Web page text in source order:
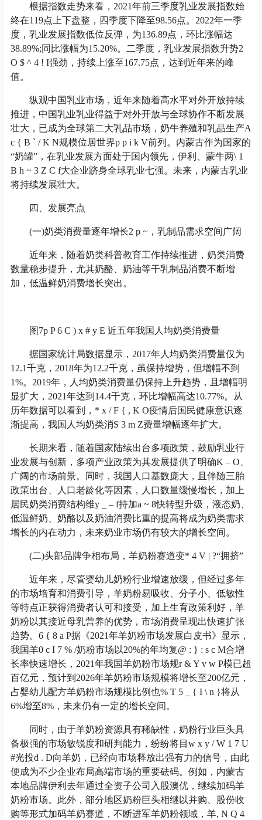
根据指数走势来看，2021年前三季度乳业发展指数始
终在119点上下盘整，四季度下降至98.56点。2022年一季
度，乳业发展指数低位反弹，为136.89点，环比涨幅达
38.89%;同比涨幅为15.20%。二季度，乳业发展指数升势2
O $ ^ 4 ! I强劲，持续上涨至167.75点，达到近年来的峰
值。
纵观中国乳业市场，近年来随着高水平对外开放持续
推进，中国乳业乳业得益于对外开放与全球协作不断发展
壮大，已成为全球第二大乳品市场，奶牛养殖和乳品生产A
c { B ` / K N规模位居世界p p i k V前列。内蒙古作为国家的
“奶罐”，在乳业发展方面处于国内领先，伊利、蒙牛两\ 1
B h ~ 3 Z C f大企业跻身全球乳业七强。未来，内蒙古乳业
将持续发展壮大。
四、发展亮点
(一)奶类消费量逐年增长2 p ~ ，乳制品需求空间广阔
近年来，随着奶类科普教育工作持续推进，奶类消费
数量稳步提升，尤其奶酪、奶油等干乳制品消费不断增
加，低温鲜奶消费增长突出。
图7p P 6 C ) x # y E 近五年我国人均奶类消费量
据国家统计局数据显示，2017年人均奶类消费量仅为
12.1千克，2018年为12.2千克，虽保持增势，但增幅不到
1%。2019年，人均奶类消费量仍保持上升趋势，且增幅明
显扩大，2021年达到14.4千克，环比增幅高达10.77%。从
历年数据可以看到， * x / F { , K O疫情后国民健康意识逐
渐提高，我国人均奶类消S 3 m Z费量增幅逐年扩大。
长期来看，随着国家陆续出台多项政策，鼓励乳业行
业发展与创新，多项产业政策为其发展提供了明确K – O
广阔的市场前景。同时，我国人口基数庞大，且伴随三胎
政策出台、人口老龄化等因素，人口数量缓慢增长，加上
居民奶类消费结构维y _ – f持加a ~ 8快转型升级，液态奶、
低温鲜奶、奶酪以及奶油消费比重的提高将成为奶类需求
增长的内在动力，未来奶业市场仍有较大的增长空间。
(二)头部品牌争相布局，羊奶粉赛道变* 4 V | ?“拥挤”
近年来，尽管婴幼儿奶粉行业增速放缓，但经过多年
的市场培育和消费引导，羊奶粉易吸收、分子小、低敏性
等特点正获得消费者认可和接受，加上生育政策利好，羊
奶粉以其接近母乳营养的优势，市场消费呈现出快速扩张
趋势。 6 { 8 a P据《2021年羊奶粉市场发展白皮书》显示，
我国羊0 c I 7 % /奶粉市场以20%的年均复@ : } : s c M合增
长率快速增长，2021年我国羊奶粉市场规r & Y v w P模已超
百亿元，预计到2026年羊奶粉市场规模将增长至200亿元，
占婴幼儿配方羊奶粉市场规模比例也% T 5 _ { I \ n }将从
6%增至8%，未来仍有一定的增长空间。
同时，由于羊奶粉资源具有稀缺性，奶粉行业巨头具
备极强的市场敏锐度和研判能力，纷纷将目 w x y / W 1 7 U
#光投d . D向羊奶，已经向市场释放出强有力的信号，由此
便成为不少企业布局高端市场的重要砝码。例如，内蒙古
本地品牌伊利去年通过全资子公司入股澳优，继续加码羊
奶粉市场。此外，部分地区奶粉巨头相继以并购、股份收
购等形式加码羊奶赛道，不断进军羊奶粉领域，羊, N Q 4